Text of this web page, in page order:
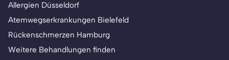
Allergien Düsseldorf
Atemwegserkrankungen Bielefeld
Rückenschmerzen Hamburg
Weitere Behandlungen finden